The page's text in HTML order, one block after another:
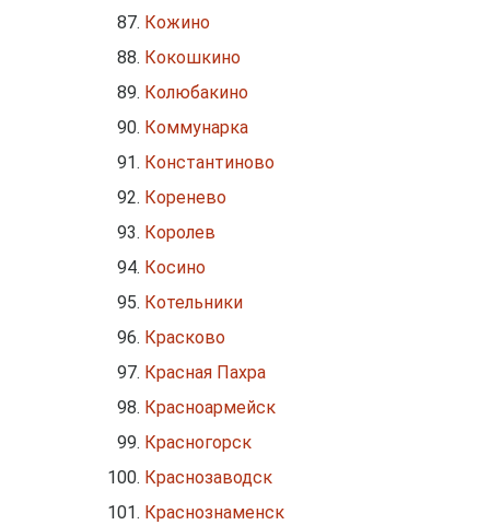
Кожино
Кокошкино
Колюбакино
Коммунарка
Константиново
Коренево
Королев
Косино
Котельники
Красково
Красная Пахра
Красноармейск
Красногорск
Краснозаводск
Краснознаменск